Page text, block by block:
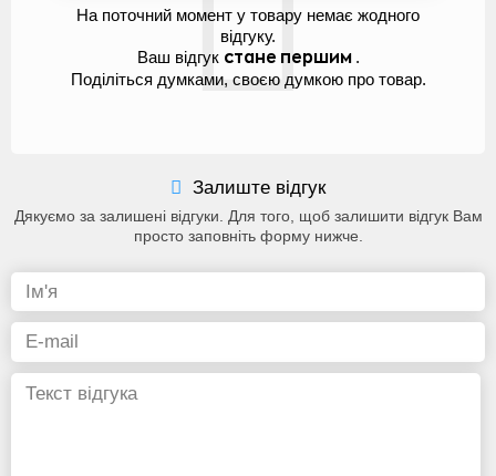
На поточний момент у товару немає жодного
відгуку.
Ваш відгук стане першим .
Поділіться думками, своєю думкою про товар.
Залиште відгук
Дякуємо за залишені відгуки. Для того, щоб залишити відгук Вам
просто заповніть форму нижче.